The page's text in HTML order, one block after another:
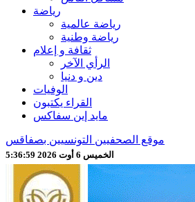
رياضة
رياضة عالمية
رياضة وطنية
ثقافة و إعلام
الرأي الآخر
دين و دنيا
الوفيات
القراء يكتبون
مايد إين سفاكس
موقع الصحفيين التونسيين بصفاقس
الخميس 6 أوت 2026 5:37:01